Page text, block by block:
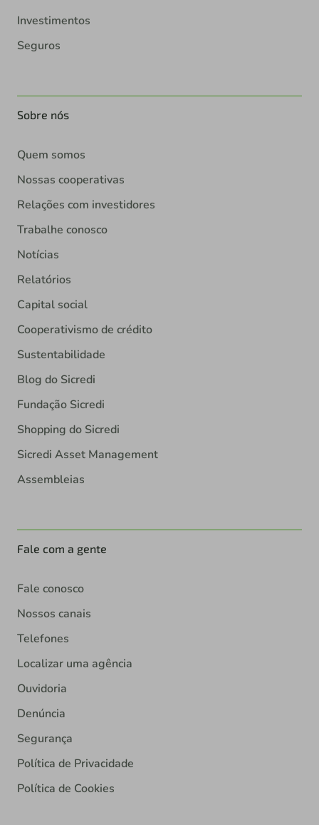
Investimentos
Seguros
Sobre nós
Quem somos
Nossas cooperativas
Relações com investidores
Trabalhe conosco
Notícias
Relatórios
Capital social
Cooperativismo de crédito
Sustentabilidade
Blog do Sicredi
Fundação Sicredi
Shopping do Sicredi
Sicredi Asset Management
Assembleias
Fale com a gente
Fale conosco
Nossos canais
Telefones
Localizar uma agência
Ouvidoria
Denúncia
Segurança
Política de Privacidade
Política de Cookies